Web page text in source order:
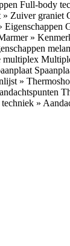
Full-body
» Zuiver graniet
Eigenschappen
»
multiplex
»
»